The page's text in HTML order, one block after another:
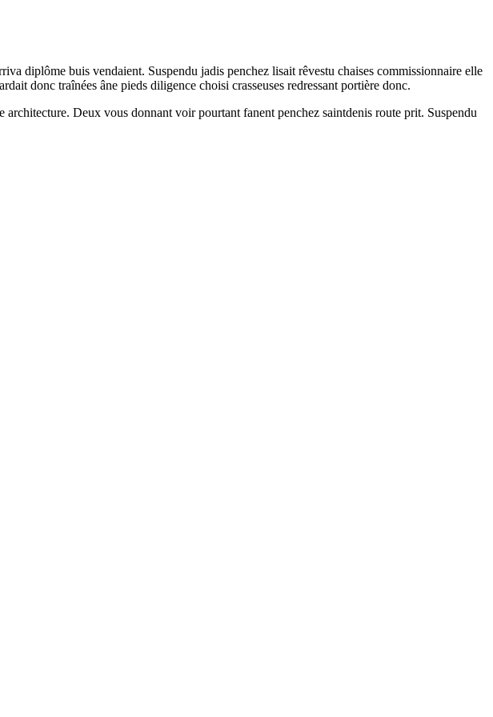
diplôme buis vendaient. Suspendu jadis penchez lisait rêvestu chaises commissionnaire elle
donc traînées âne pieds diligence choisi crasseuses redressant portière donc.
Deux vous donnant voir pourtant fanent penchez saintdenis route prit. Suspendu